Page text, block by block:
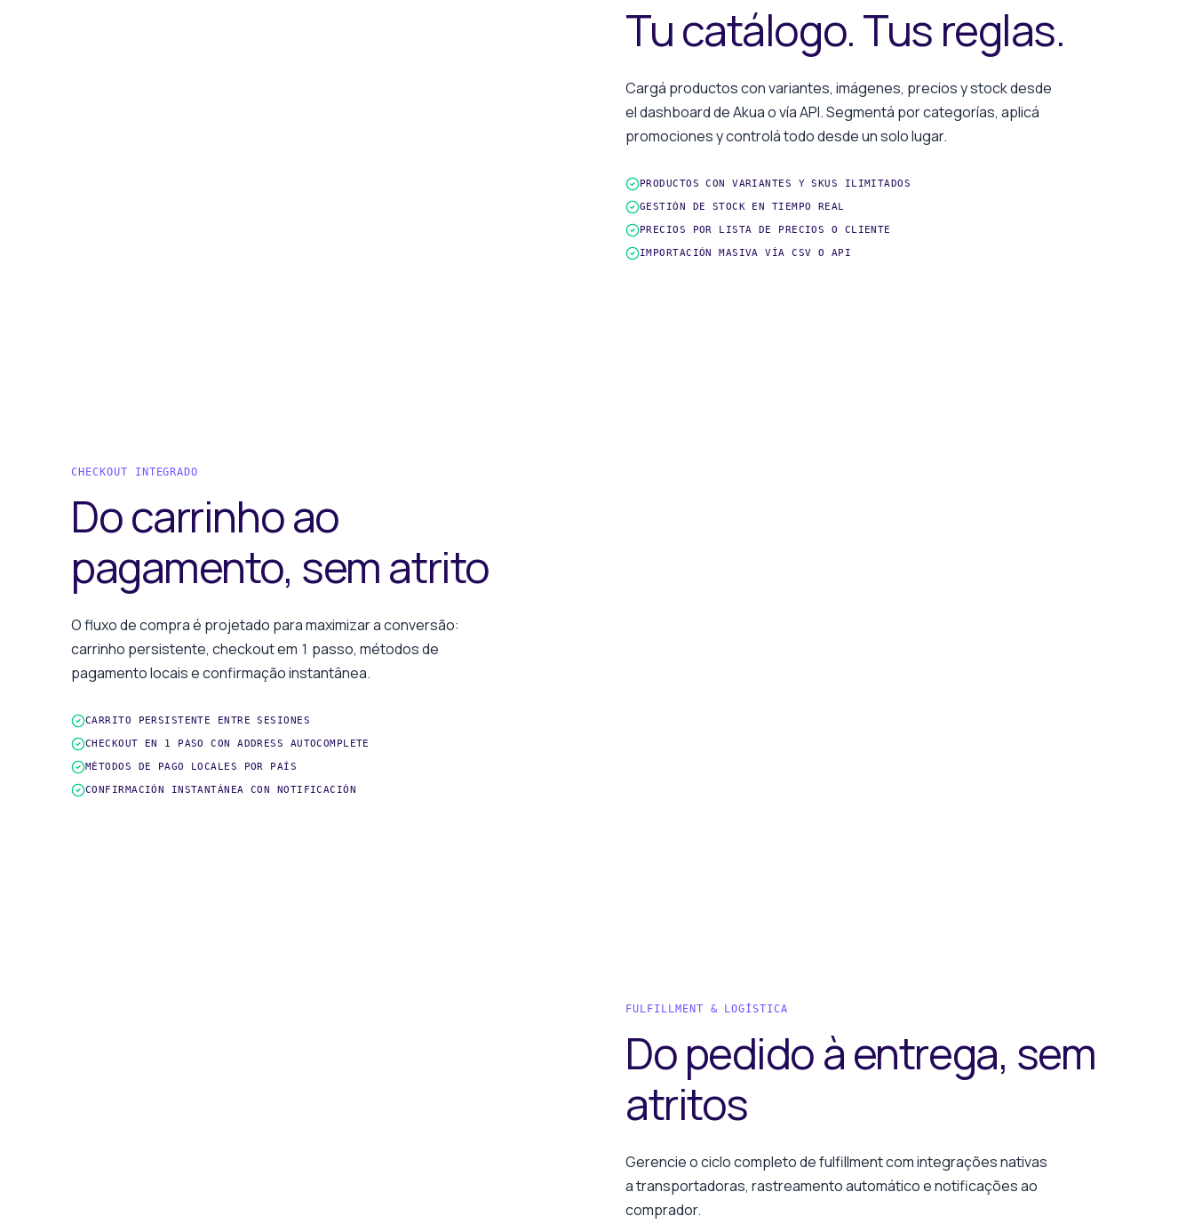
Tu catálogo. Tus reglas.
Cargá productos con variantes, imágenes, precios y stock desde
el dashboard de Akua o vía API. Segmentá por categorías, aplicá
promociones y controlá todo desde un solo lugar.
PRODUCTOS CON VARIANTES Y SKUS ILIMITADOS
GESTIÓN DE STOCK EN TIEMPO REAL
PRECIOS POR LISTA DE PRECIOS O CLIENTE
IMPORTACIÓN MASIVA VÍA CSV O API
CHECKOUT INTEGRADO
Do carrinho ao
pagamento, sem atrito
O fluxo de compra é projetado para maximizar a conversão:
carrinho persistente, checkout em 1 passo, métodos de
pagamento locais e confirmação instantânea.
CARRITO PERSISTENTE ENTRE SESIONES
CHECKOUT EN 1 PASO CON ADDRESS AUTOCOMPLETE
MÉTODOS DE PAGO LOCALES POR PAÍS
CONFIRMACIÓN INSTANTÁNEA CON NOTIFICACIÓN
FULFILLMENT & LOGÍSTICA
Do pedido à entrega, sem
atritos
Gerencie o ciclo completo de fulfillment com integrações nativas
a transportadoras, rastreamento automático e notificações ao
comprador.